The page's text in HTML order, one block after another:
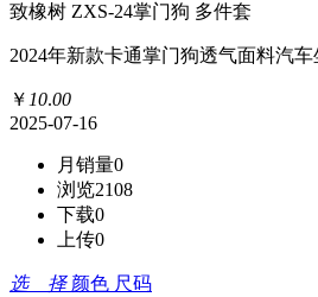
致橡树 ZXS-24掌门狗 多件套
2024年新款卡通掌门狗透气面料汽
￥ 10.00
2025-07-16
月销量0
浏览2108
下载0
上传0
选 择 颜色 尺码